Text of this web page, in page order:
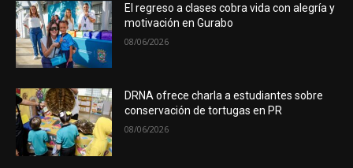
El regreso a clases cobra vida con alegría y
motivación en Gurabo
08/06/2026
DRNA ofrece charla a estudiantes sobre
conservación de tortugas en PR
08/06/2026